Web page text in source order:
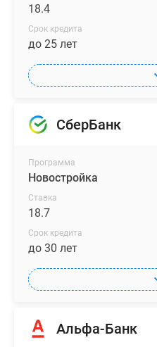
18.4
Срок кредита
до 25 лет
СберБанк
Программа
Новостройка
Ставка
18.7
Срок кредита
до 30 лет
Альфа-Банк